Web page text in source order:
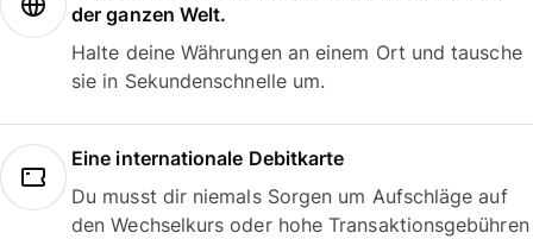
der ganzen Welt.
Halte deine Währungen an einem Ort und tausche
sie in Sekundenschnelle um.
Eine internationale Debitkarte
Du musst dir niemals Sorgen um Aufschläge auf
den Wechselkurs oder hohe Transaktionsgebühren